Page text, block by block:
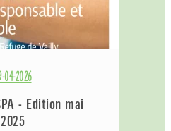
04-2026
- Edition mai
2025